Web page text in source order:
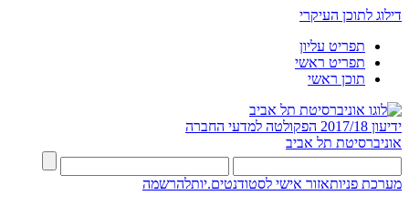
דילוג לתוכן העיקרי
תפריט עליון
תפריט ראשי
תוכן ראשי
ידיעון 2017/18
הפקולטה למדעי החברה
אוניברסיטת תל אביב
מערכת פניותאזור אישי לסטודנטים.יותלהרשמה